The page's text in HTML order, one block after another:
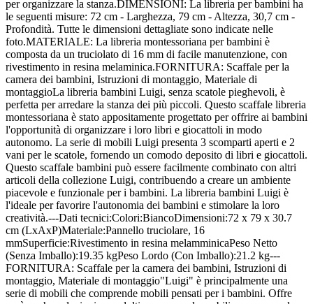
per organizzare la stanza.DIMENSIONI: La libreria per bambini ha
le seguenti misure: 72 cm - Larghezza, 79 cm - Altezza, 30,7 cm -
Profondità. Tutte le dimensioni dettagliate sono indicate nelle
foto.MATERIALE: La libreria montessoriana per bambini è
composta da un truciolato di 16 mm di facile manutenzione, con
rivestimento in resina melaminica.FORNITURA: Scaffale per la
camera dei bambini, Istruzioni di montaggio, Materiale di
montaggioLa libreria bambini Luigi, senza scatole pieghevoli, è
perfetta per arredare la stanza dei più piccoli. Questo scaffale libreria
montessoriana è stato appositamente progettato per offrire ai bambini
l'opportunità di organizzare i loro libri e giocattoli in modo
autonomo. La serie di mobili Luigi presenta 3 scomparti aperti e 2
vani per le scatole, fornendo un comodo deposito di libri e giocattoli.
Questo scaffale bambini può essere facilmente combinato con altri
articoli della collezione Luigi, contribuendo a creare un ambiente
piacevole e funzionale per i bambini. La libreria bambini Luigi è
l'ideale per favorire l'autonomia dei bambini e stimolare la loro
creatività.---Dati tecnici:Colori:BiancoDimensioni:72 x 79 x 30.7
cm (LxAxP)Materiale:Pannello truciolare, 16
mmSuperficie:Rivestimento in resina melamminicaPeso Netto
(Senza Imballo):19.35 kgPeso Lordo (Con Imballo):21.2 kg---
FORNITURA: Scaffale per la camera dei bambini, Istruzioni di
montaggio, Materiale di montaggio"Luigi" è principalmente una
serie di mobili che comprende mobili pensati per i bambini. Offre